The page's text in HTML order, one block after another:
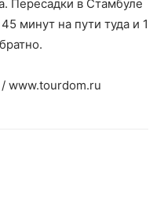
Пересадки в Стамбуле
минут на пути туда и 1
www.tourdom.ru